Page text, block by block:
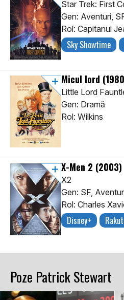
Star Trek: First
Gen: Aventuri,
Rol: Capitanul
Sky Showtime
Micul lord
Little Lord
Gen: Dramă
Rol: Wilkins
X-Men 2 (2003)
X2
Gen: SF,
Rol: Charles
Disney+
Poze Patrick Stewart